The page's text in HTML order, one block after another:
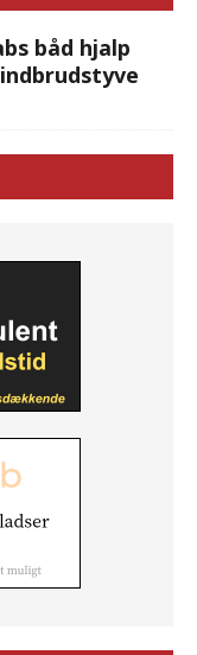
båd hjalp